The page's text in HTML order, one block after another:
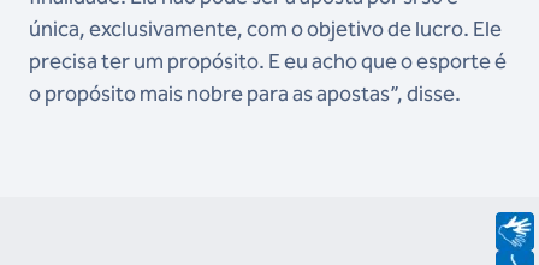
única, exclusivamente, com o objetivo de lucro. Ele
precisa ter um propósito. E eu acho que o esporte é
o propósito mais nobre para as apostas”, disse.